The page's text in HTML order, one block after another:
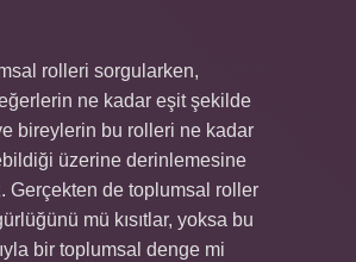
rolleri sorgularken,
ne kadar eşit şekilde
bireylerin bu rolleri ne kadar
üzerine derinlemesine
Gerçekten de toplumsal roller
mü kısıtlar, yoksa bu
bir toplumsal denge mi